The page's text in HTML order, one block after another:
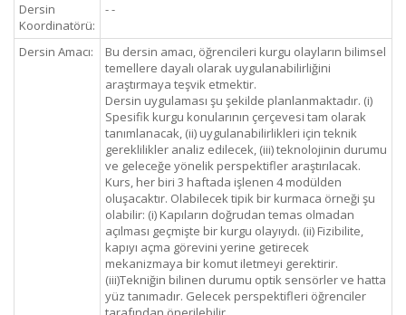
Dersin
Koordinatörü:
- -
Dersin Amacı:
Bu dersin amacı, öğrencileri kurgu olayların bilimsel
temellere dayalı olarak uygulanabilirliğini
araştırmaya teşvik etmektir.
Dersin uygulaması şu şekilde planlanmaktadır. (i)
Spesifik kurgu konularının çerçevesi tam olarak
tanımlanacak, (ii) uygulanabilirlikleri için teknik
gereklilikler analiz edilecek, (iii) teknolojinin durumu
ve geleceğe yönelik perspektifler araştırılacak.
Kurs, her biri 3 haftada işlenen 4 modülden
oluşacaktır. Olabilecek tipik bir kurmaca örneği şu
olabilir: (i) Kapıların doğrudan temas olmadan
açılması geçmişte bir kurgu olayıydı. (ii) Fizibilite,
kapıyı açma görevini yerine getirecek
mekanizmaya bir komut iletmeyi gerektirir.
(iii)Tekniğin bilinen durumu optik sensörler ve hatta
yüz tanımadır. Gelecek perspektifleri öğrenciler